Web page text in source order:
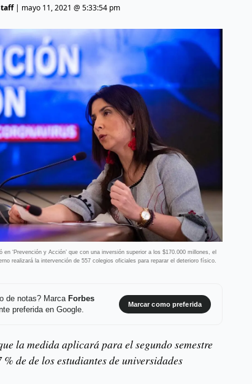
| mayo 11, 2021 @ 5:33:54 pm
‘Prevención y Acción’ que con una inversión superior a los $170.000 millones, el
realizará la intervención de 557 colegios oficiales para reparar el deterioro físico.
de notas? Marca Forbes
preferida en Google.
Marcar como preferida
la medida aplicará para el segundo semestre
de de los estudiantes de universidades